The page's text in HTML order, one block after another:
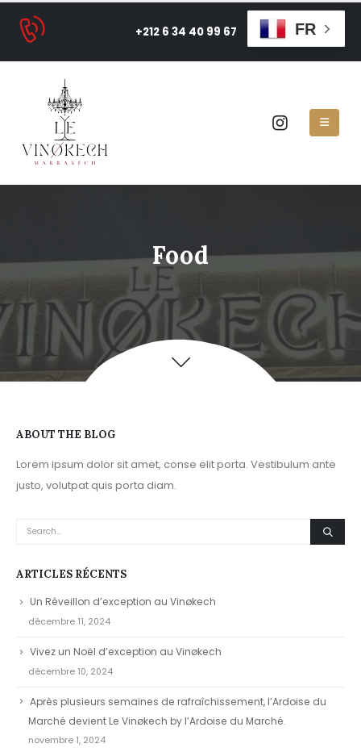
+212 6 34 40 99 67 FR
Food
ABOUT THE BLOG
Lorem ipsum dolor sit amet, conse elit porta. Vestibulum ante
justo, volutpat quis porta diam.
ARTICLES RÉCENTS
Un Réveillon d’exception au Vinøkech
décembre 11, 2024
Vivez un Noël d’exception au Vinøkech
décembre 10, 2024
Après plusieurs semaines de rafraîchissement, l’Ardoise du
Marché devient Le Vinøkech by l’Ardoise du Marché.
novembre 1, 2024